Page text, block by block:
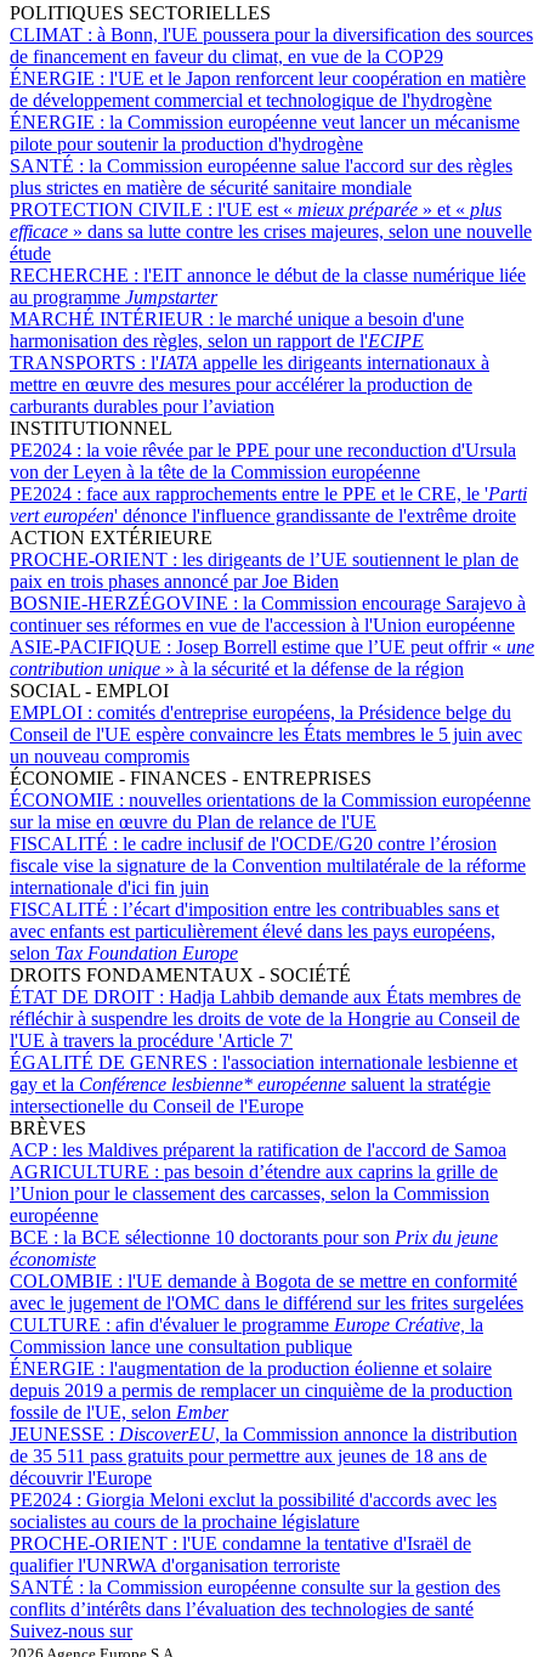
POLITIQUES SECTORIELLES
CLIMAT : à Bonn, l'UE poussera pour la diversification des sources
de financement en faveur du climat, en vue de la COP29
ÉNERGIE : l'UE et le Japon renforcent leur coopération en matière
de développement commercial et technologique de l'hydrogène
ÉNERGIE : la Commission européenne veut lancer un mécanisme
pilote pour soutenir la production d'hydrogène
SANTÉ : la Commission européenne salue l'accord sur des règles
plus strictes en matière de sécurité sanitaire mondiale
PROTECTION CIVILE : l'UE est « mieux préparée » et « plus
efficace » dans sa lutte contre les crises majeures, selon une nouvelle
étude
RECHERCHE : l'EIT annonce le début de la classe numérique liée
au programme Jumpstarter
MARCHÉ INTÉRIEUR : le marché unique a besoin d'une
harmonisation des règles, selon un rapport de l'ECIPE
TRANSPORTS : l'IATA appelle les dirigeants internationaux à
mettre en œuvre des mesures pour accélérer la production de
carburants durables pour l’aviation
INSTITUTIONNEL
PE2024 : la voie rêvée par le PPE pour une reconduction d'Ursula
von der Leyen à la tête de la Commission européenne
PE2024 : face aux rapprochements entre le PPE et le CRE, le 'Parti
vert européen' dénonce l'influence grandissante de l'extrême droite
ACTION EXTÉRIEURE
PROCHE-ORIENT : les dirigeants de l’UE soutiennent le plan de
paix en trois phases annoncé par Joe Biden
BOSNIE-HERZÉGOVINE : la Commission encourage Sarajevo à
continuer ses réformes en vue de l'accession à l'Union européenne
ASIE-PACIFIQUE : Josep Borrell estime que l’UE peut offrir « une
contribution unique » à la sécurité et la défense de la région
SOCIAL - EMPLOI
EMPLOI : comités d'entreprise européens, la Présidence belge du
Conseil de l'UE espère convaincre les États membres le 5 juin avec
un nouveau compromis
ÉCONOMIE - FINANCES - ENTREPRISES
ÉCONOMIE : nouvelles orientations de la Commission européenne
sur la mise en œuvre du Plan de relance de l'UE
FISCALITÉ : le cadre inclusif de l'OCDE/G20 contre l’érosion
fiscale vise la signature de la Convention multilatérale de la réforme
internationale d'ici fin juin
FISCALITÉ : l’écart d'imposition entre les contribuables sans et
avec enfants est particulièrement élevé dans les pays européens,
selon Tax Foundation Europe
DROITS FONDAMENTAUX - SOCIÉTÉ
ÉTAT DE DROIT : Hadja Lahbib demande aux États membres de
réfléchir à suspendre les droits de vote de la Hongrie au Conseil de
l'UE à travers la procédure 'Article 7'
ÉGALITÉ DE GENRES : l'association internationale lesbienne et
gay et la Conférence lesbienne* européenne saluent la stratégie
intersectionelle du Conseil de l'Europe
BRÈVES
ACP : les Maldives préparent la ratification de l'accord de Samoa
AGRICULTURE : pas besoin d’étendre aux caprins la grille de
l’Union pour le classement des carcasses, selon la Commission
européenne
BCE : la BCE sélectionne 10 doctorants pour son Prix du jeune
économiste
COLOMBIE : l'UE demande à Bogota de se mettre en conformité
avec le jugement de l'OMC dans le différend sur les frites surgelées
CULTURE : afin d'évaluer le programme Europe Créative, la
Commission lance une consultation publique
ÉNERGIE : l'augmentation de la production éolienne et solaire
depuis 2019 a permis de remplacer un cinquième de la production
fossile de l'UE, selon Ember
JEUNESSE : DiscoverEU, la Commission annonce la distribution
de 35 511 pass gratuits pour permettre aux jeunes de 18 ans de
découvrir l'Europe
PE2024 : Giorgia Meloni exclut la possibilité d'accords avec les
socialistes au cours de la prochaine législature
PROCHE-ORIENT : l'UE condamne la tentative d'Israël de
qualifier l'UNRWA d'organisation terroriste
SANTÉ : la Commission européenne consulte sur la gestion des
conflits d’intérêts dans l’évaluation des technologies de santé
Suivez-nous sur